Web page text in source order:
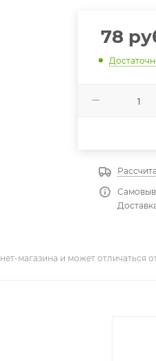
78
магазина и может отличаться